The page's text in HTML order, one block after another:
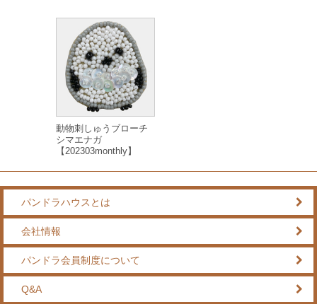
動物刺しゅうブローチ
シマエナガ
【202303monthly】
パンドラハウスとは
会社情報
パンドラ会員制度について
Q&A